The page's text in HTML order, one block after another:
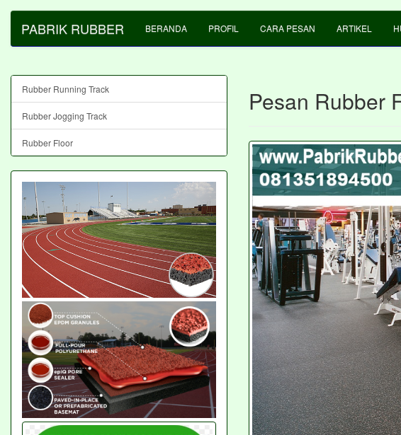
PABRIK RUBBER BERANDA PROFIL CARA PESAN ARTIKEL
Pesan Rubber
Rubber Running Track
Rubber Jogging Track
Rubber Floor